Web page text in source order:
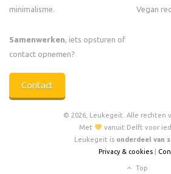
minimalisme.
Samenwerken, iets opsturen of
contact opnemen?
Contact
Vegan
© 2026, Leukegeit. Alle rechten
Met
vanuit Delft voor
Leukegeit is onderdeel van
Privacy & cookies|
Top